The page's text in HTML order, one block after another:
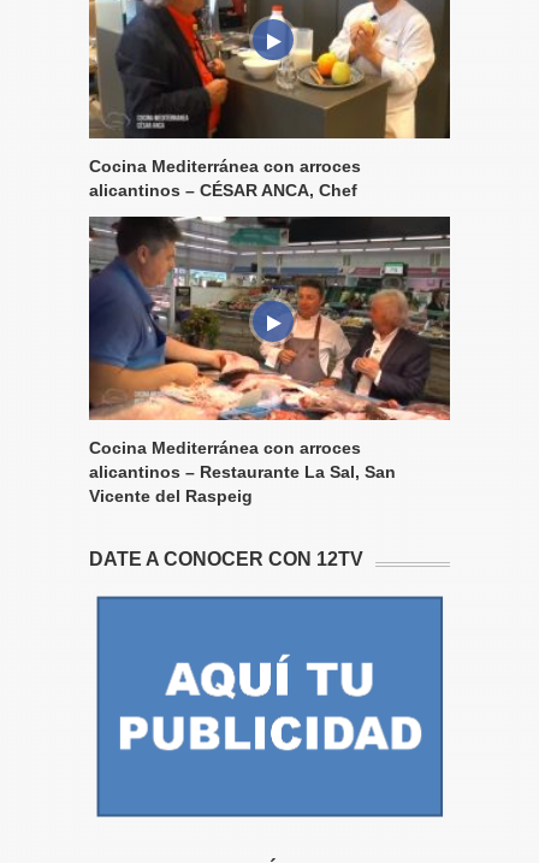
Cocina Mediterránea con arroces
alicantinos – CÉSAR ANCA, Chef
Cocina Mediterránea con arroces
alicantinos – Restaurante La Sal, San
Vicente del Raspeig
DATE A CONOCER CON 12TV